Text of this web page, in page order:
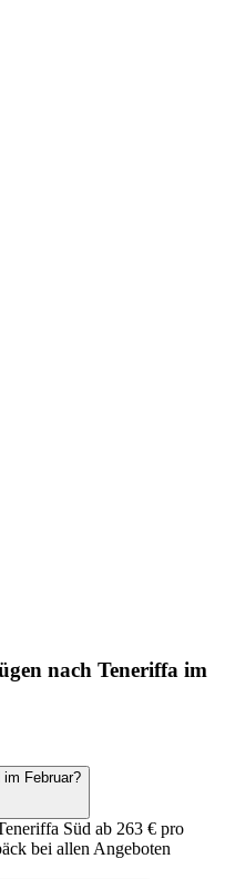
nach Teneriffa im
Februar?
Süd ab 263 € pro
bei allen Angeboten